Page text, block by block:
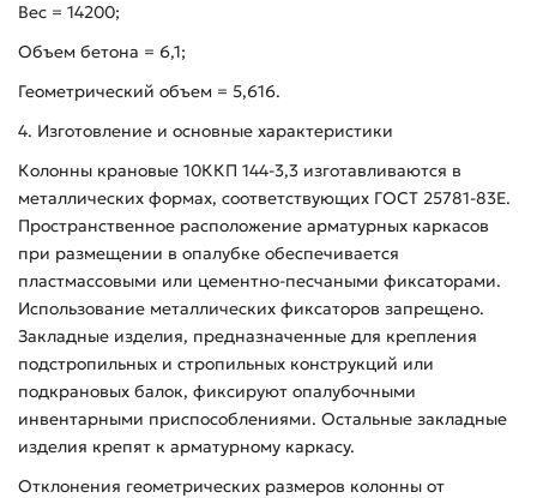
Вес = 14200;
Объем бетона = 6,1;
Геометрический объем = 5,616.
4. Изготовление и основные характеристики
Колонны крановые 10ККП 144-3,3 изготавливаются в
металлических формах, соответствующих ГОСТ 25781-83Е.
Пространственное расположение арматурных каркасов
при размещении в опалубке обеспечивается
пластмассовыми или цементно-песчаными фиксаторами.
Использование металлических фиксаторов запрещено.
Закладные изделия, предназначенные для крепления
подстропильных и стропильных конструкций или
подкрановых балок, фиксируют опалубочными
инвентарными приспособлениями. Остальные закладные
изделия крепят к арматурному каркасу.
Отклонения геометрических размеров колонны от